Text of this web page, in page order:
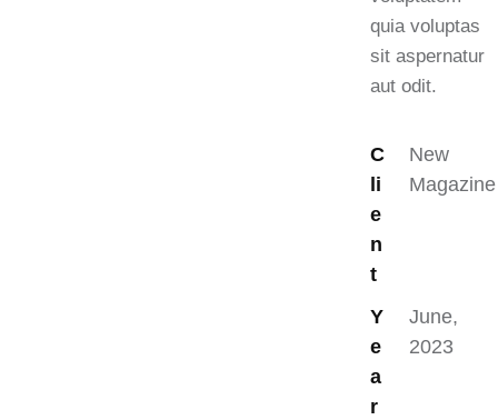
quia voluptas
sit aspernatur
aut odit.
C
li
e
n
t
New
Magazine
Y
e
a
r
June,
2023